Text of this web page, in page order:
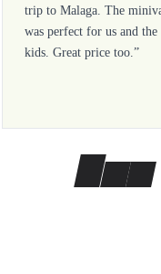
trip to Malaga. The
was perfect for us and the
kids. Great price too.”